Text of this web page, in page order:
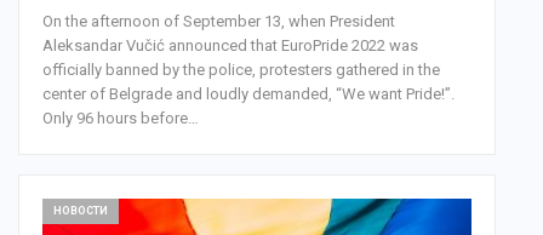
On the afternoon of September 13, when President
Aleksandar Vučić announced that EuroPride 2022 was
officially banned by the police, protesters gathered in the
center of Belgrade and loudly demanded, “We want Pride!”.
Only 96 hours before…
НОВОСТИ